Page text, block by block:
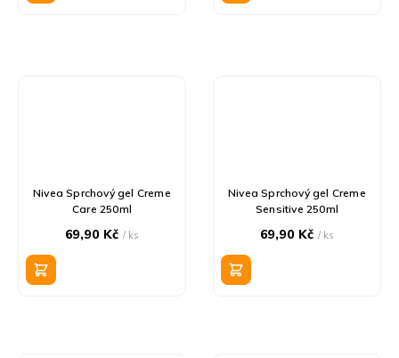
Nivea Sprchový gel Creme
Care 250ml
69,90 Kč/ ks
Nivea Sprchový gel Creme
Sensitive 250ml
69,90 Kč/ ks